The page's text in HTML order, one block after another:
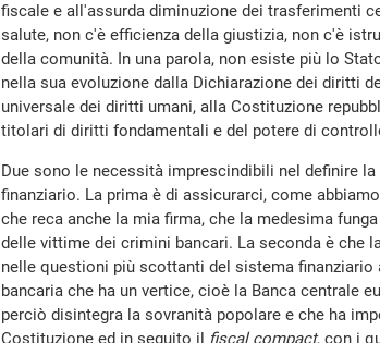
fiscale e all'assurda diminuzione dei trasferimenti
salute, non c'è efficienza della giustizia, non c'è
della comunità. In una parola, non esiste più lo
nella sua evoluzione dalla Dichiarazione dei diritti
universale dei diritti umani, alla Costituzione
titolari di diritti fondamentali e del potere di
Due sono le necessità imprescindibili nel definire
finanziario. La prima è di assicurarci, come
che reca anche la mia firma, che la medesima
delle vittime dei crimini bancari. La seconda è che
nelle questioni più scottanti del sistema finanziario
bancaria che ha un vertice, cioè la Banca centrale
perciò disintegra la sovranità popolare e che ha
Costituzione ed in seguito il fiscal compact, con i